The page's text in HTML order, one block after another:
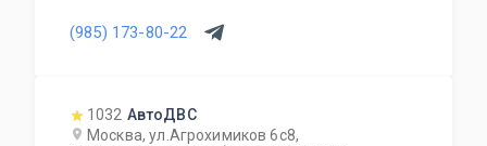
(985) 173-80-22
1032 АвтоДВС
Москва, ул.Агрохимиков 6с8,